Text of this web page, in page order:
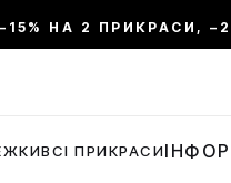
НА 2 ПРИКРАСИ,
ВСІ ПРИКРАСИ